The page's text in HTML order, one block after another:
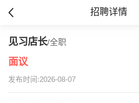
招聘详情
见习店长/全职
面议
发布时间:2026-08-07